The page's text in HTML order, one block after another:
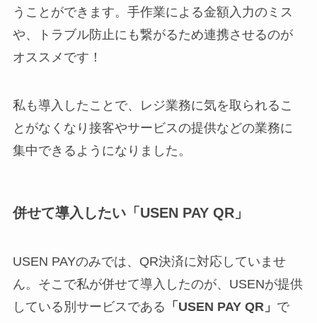
うことができます。手作業による金額入力のミス
や、トラブル防止にも繋がるため連携させるのが
オススメです！
私も導入したことで、レジ業務に気を取られるこ
とがなくなり接客やサービスの提供などの業務に
集中できるようになりました。
併せて導入したい「USEN PAY QR」
USEN PAYのみでは、QR決済に対応していませ
ん。そこで私が併せて導入したのが、USENが提供
している別サービスである 「USEN PAY QR」 で